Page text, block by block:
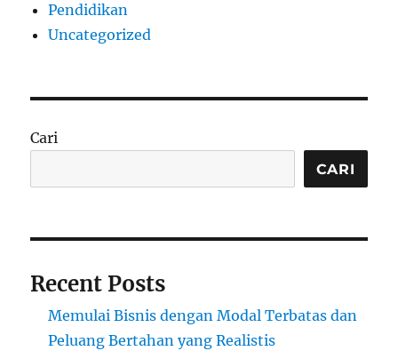
Pendidikan
Uncategorized
Cari
CARI
Recent Posts
Memulai Bisnis dengan Modal Terbatas dan
Peluang Bertahan yang Realistis